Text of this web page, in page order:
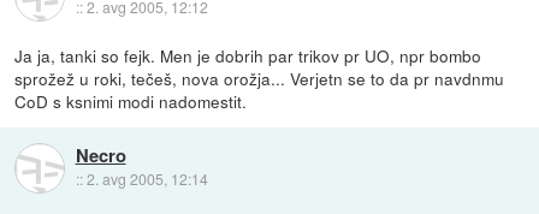
::2. avg 2005, 12:12
Ja ja, tanki so fejk. Men je dobrih par trikov pr UO, npr bombo
sprožež u roki, tečeš, nova orožja... Verjetn se to da pr navdnmu
CoD s ksnimi modi nadomestit.
Necro
::2. avg 2005, 12:14